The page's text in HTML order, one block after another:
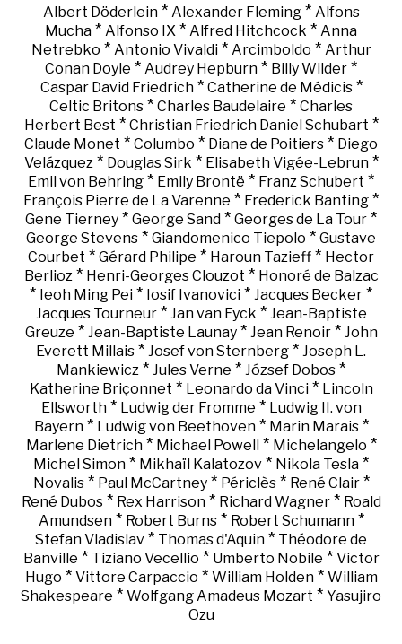
Albert Döderlein* Alexander Fleming* Alfons
Mucha * Alfonso IX * Alfred Hitchcock * Anna
Netrebko * Antonio Vivaldi* Arcimboldo * Arthur
Conan Doyle * Audrey Hepburn * Billy Wilder *
Caspar David Friedrich* Catherine de Médicis*
Celtic Britons * Charles Baudelaire * Charles
Herbert Best * Christian Friedrich Daniel Schubart *
Claude Monet * Columbo * Diane de Poitiers * Diego
Velázquez * Douglas Sirk * Elisabeth Vigée-Lebrun*
Emil von Behring * Emily Brontë * Franz Schubert *
François Pierre de La Varenne * Frederick Banting *
Gene Tierney * George Sand * Georges de La Tour *
George Stevens * Giandomenico Tiepolo * Gustave
Courbet * Gérard Philipe * Haroun Tazieff * Hector
Berlioz * Henri-Georges Clouzot * Honoré de Balzac
* Ieoh Ming Pei * Iosif Ivanovici * Jacques Becker *
Jacques Tourneur* Jan van Eyck * Jean-Baptiste
Greuze * Jean-Baptiste Launay* Jean Renoir* John
Everett Millais * Josef von Sternberg * Joseph L.
Mankiewicz * Jules Verne * József Dobos *
Katherine Briçonnet * Leonardo da Vinci* Lincoln
Ellsworth* Ludwig der Fromme * Ludwig II. von
Bayern* Ludwig von Beethoven* Marin Marais*
Marlene Dietrich* Michael Powell* Michelangelo *
Michel Simon * Mikhaïl Kalatozov * Nikola Tesla *
Novalis* Paul McCartney* Périclès* René Clair*
René Dubos* Rex Harrison* Richard Wagner* Roald
Amundsen* Robert Burns* Robert Schumann*
Stefan Vladislav * Thomas d'Aquin * Théodore de
Banville * Tiziano Vecellio * Umberto Nobile * Victor
Hugo * Vittore Carpaccio * William Holden* William
Shakespeare * Wolfgang Amadeus Mozart * Yasujiro
Ozu